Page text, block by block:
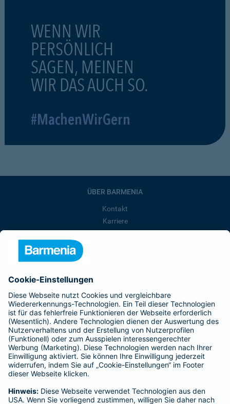
WENN WIR
PERSÖNLICH
SAGEN, MEINEN
WIR DAS AUCH SO.
#MachenWirGern
ÜBER BARMENIA
Kontakt
Karriere
Barmenia ist Teil der BarmeniaGothaer
BELIEBTE SEITEN
Kranken-Zusatzversicherung
Tierversicherungen
Haftpflichtversicherung
Hausratversicherung
Adresse ändern